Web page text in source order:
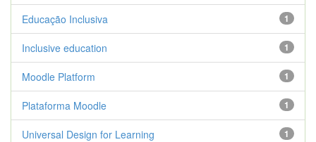
1
Educação Inclusiva
1
Inclusive education
1
Moodle Platform
1
Plataforma Moodle
1
Universal Design for Learning